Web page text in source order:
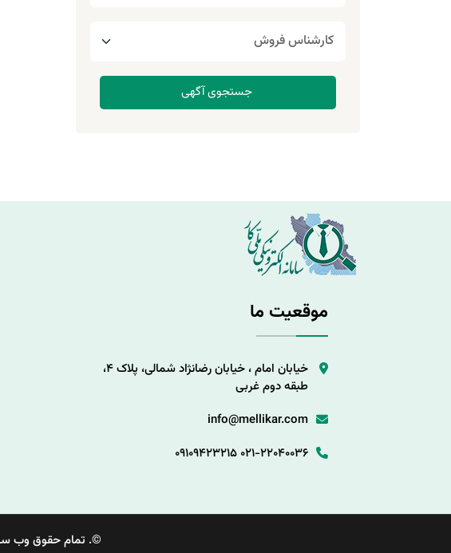
موقعیت ما
خیابان امام ، خیابان رضانژاد شمالی، پلاک 4،
طبقه دوم غربی
info@mellikar.com
021-22040036
09109423215
©. تمام حقوق وب